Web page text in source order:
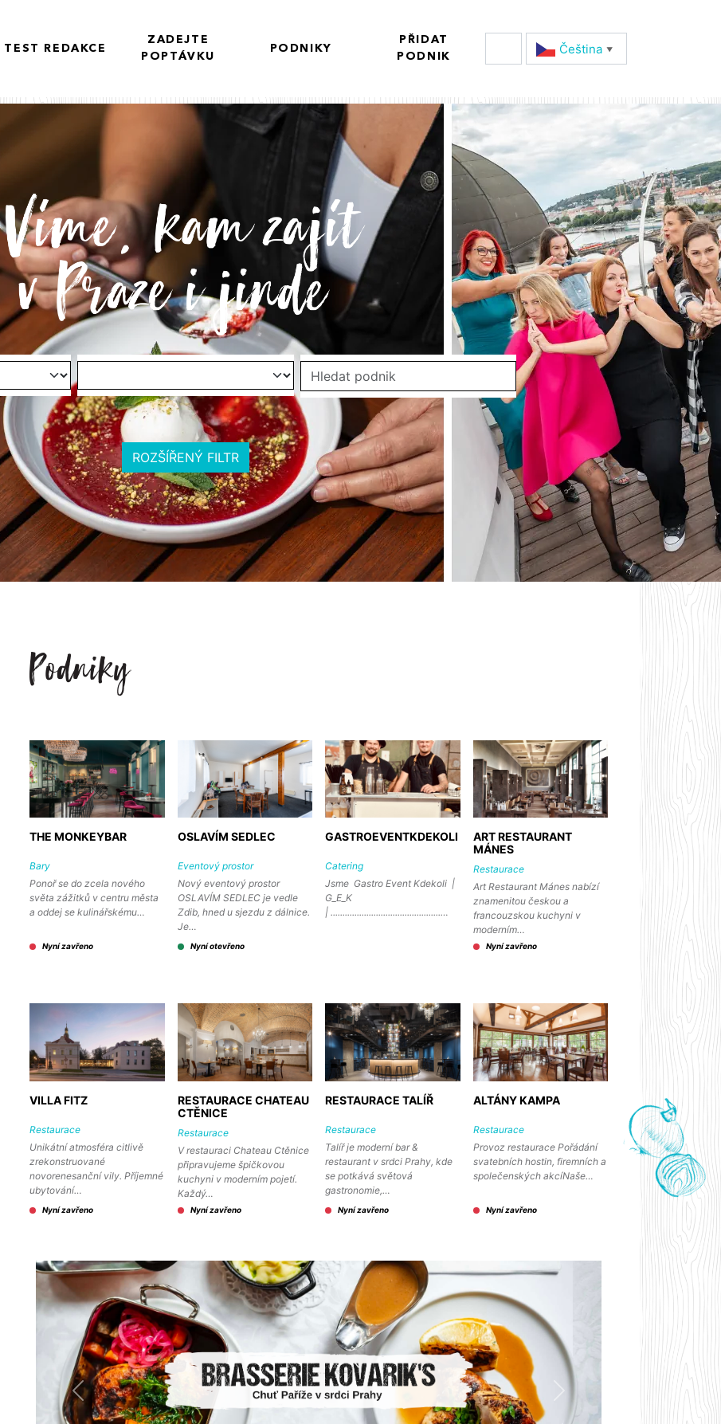
TEST REDAKCE
ZADEJTE
POPTÁVKU
PODNIKY
PŘIDAT
PODNIK
Čeština‎ ▼
ROZŠÍŘENÝ FILTR
THE MONKEYBAR
Bary
Ponoř se do zcela nového
světa zážitků v centru města
a oddej se kulinářskému…
Nyní zavřeno
OSLAVÍM SEDLEC
Eventový prostor
Nový eventový prostor
OSLAVÍM SEDLEC je vedle
Zdib, hned u sjezdu z dálnice.
Je…
Nyní otevřeno
GASTROEVENTKDEKOLI
Catering
Jsme Gastro Event Kdekoli |
G_E_K
| ..............................................…
ART RESTAURANT
MÁNES
Restaurace
Art Restaurant Mánes nabízí
znamenitou českou a
francouzskou kuchyni v
moderním…
Nyní zavřeno
VILLA FITZ
Restaurace
Unikátní atmosféra citlivě
zrekonstruované
novorenesanční vily. Příjemné
ubytování…
Nyní zavřeno
RESTAURACE CHATEAU
CTĚNICE
Restaurace
V restauraci Chateau Ctěnice
připravujeme špičkovou
kuchyni v moderním pojetí.
Každý…
Nyní zavřeno
RESTAURACE TALÍŘ
Restaurace
Talíř je moderní bar &
restaurant v srdci Prahy, kde
se potkává světová
gastronomie,…
Nyní zavřeno
ALTÁNY KAMPA
Restaurace
Provoz restaurace Pořádání
svatebních hostin, firemních a
společenských akcíNaše…
Nyní zavřeno
Předchozí Další